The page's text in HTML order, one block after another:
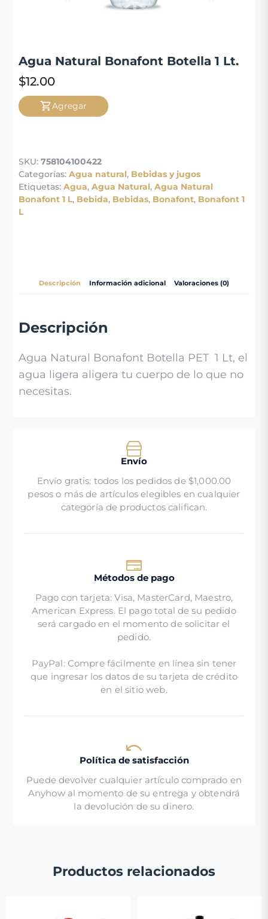
Agua Natural Bonafont Botella 1 Lt.
$12.00
Agregar
SKU: 758104100422
Categorías: Agua natural, Bebidas y jugos
Etiquetas: Agua, Agua Natural, Agua Natural
Bonafont 1 L, Bebida, Bebidas, Bonafont, Bonafont 1
L
Descripción Información adicional Valoraciones (0)
Descripción
Agua Natural Bonafont Botella PET 1 Lt, el
agua ligera aligera tu cuerpo de lo que no
necesitas.
Envío
Envío gratis: todos los pedidos de $1,000.00
pesos o más de artículos elegibles en cualquier
categoría de productos califican.
Métodos de pago
Pago con tarjeta: Visa, MasterCard, Maestro,
American Express. El pago total de su pedido
será cargado en el momento de solicitar el
pedido.
PayPal: Compre fácilmente en línea sin tener
que ingresar los datos de su tarjeta de crédito
en el sitio web.
Política de satisfacción
Puede devolver cualquier artículo comprado en
Anyhow al momento de su entrega y obtendrá
la devolución de su dinero.
Productos relacionados